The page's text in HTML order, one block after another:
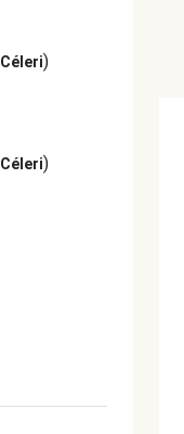
Céleri)
Céleri)